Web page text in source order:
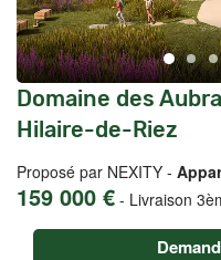
Domaine des
Hilaire-de-Riez
Proposé par NEXITY -
159 000 € - Livraison